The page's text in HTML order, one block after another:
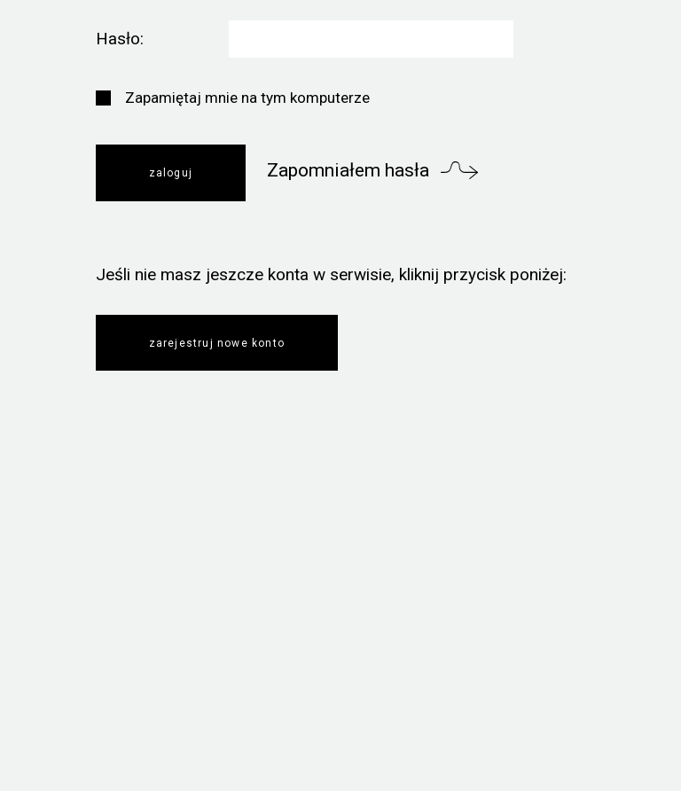
Hasło:
Zapamiętaj mnie na tym komputerze
Zapomniałem hasła
Jeśli nie masz jeszcze konta w serwisie, kliknij przycisk poniżej:
zarejestruj nowe konto